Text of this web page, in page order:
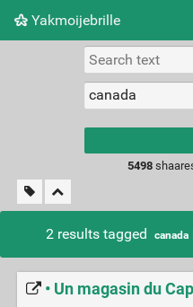
Yakmoijebrille
Picture wall
5498
2 results tagged canada
• Un magasin du